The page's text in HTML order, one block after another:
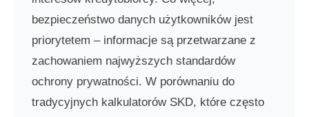
bezpieczeństwo danych użytkowników jest
priorytetem – informacje są przetwarzane z
zachowaniem najwyższych standardów
ochrony prywatności. W porównaniu do
tradycyjnych kalkulatorów SKD, które często